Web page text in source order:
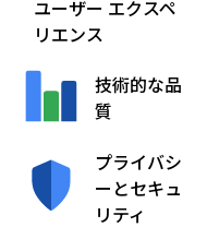
ユーザー エクスペ
リエンス
技術的な品
質
プライバシ
ーとセキュ
リティ